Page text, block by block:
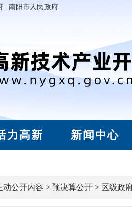
南阳市人民政府
力高新 新闻中心
动公开内容 > 预决算公开 > 区级政